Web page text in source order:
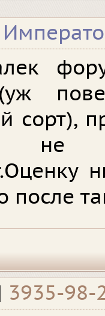
сорт),
не
после
3935-98-